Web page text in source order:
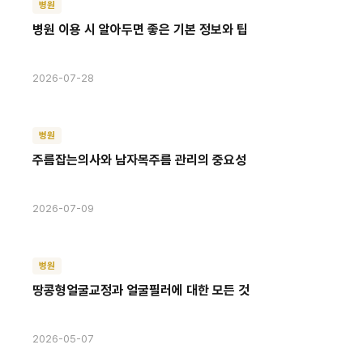
병원
병원 이용 시 알아두면 좋은 기본 정보와 팁
2026-07-28
병원
주름잡는의사와 남자목주름 관리의 중요성
2026-07-09
병원
땅콩형얼굴교정과 얼굴필러에 대한 모든 것
2026-05-07